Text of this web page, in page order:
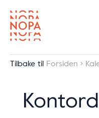
Tilbake til Forsiden